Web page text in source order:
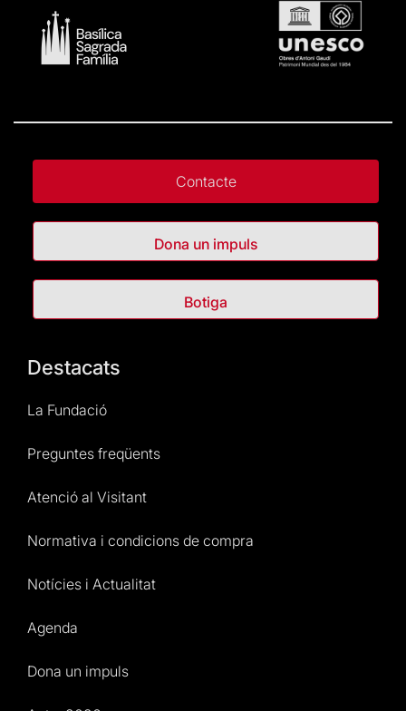
Contacte
Dona un impuls
Botiga
Destacats
La Fundació
Preguntes freqüents
Atenció al Visitant
Normativa i condicions de compra
Notícies i Actualitat
Agenda
Dona un impuls